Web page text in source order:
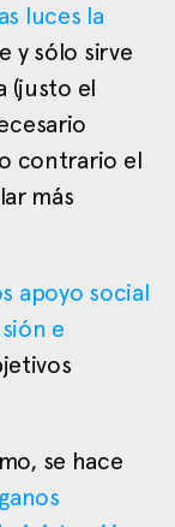
luces la
y sólo sirve
(justo el
contrario el
más
apoyo social
e
se hace